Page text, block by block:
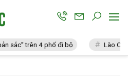
4 phố đi bộ Lào Cai: Vi phạm